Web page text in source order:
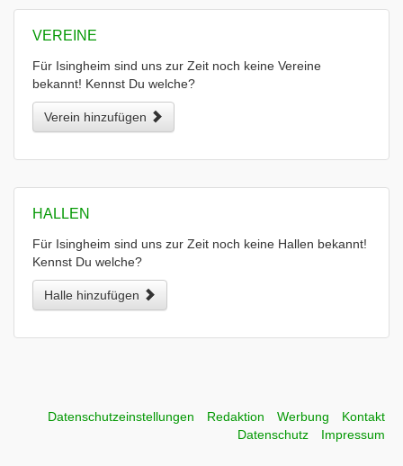
VEREINE
Für Isingheim sind uns zur Zeit noch keine Vereine
bekannt! Kennst Du welche?
Verein hinzufügen
HALLEN
Für Isingheim sind uns zur Zeit noch keine Hallen bekannt!
Kennst Du welche?
Halle hinzufügen
Datenschutzeinstellungen Redaktion Werbung
Kontakt
Datenschutz
Impressum